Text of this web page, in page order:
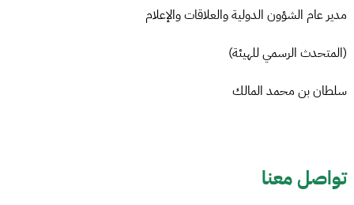
مدير عام الشؤون الدولية والعلاقات والإعلام
(المتحدث الرسمي للهيئة)
سلطان بن محمد المالك
تواصل معنا